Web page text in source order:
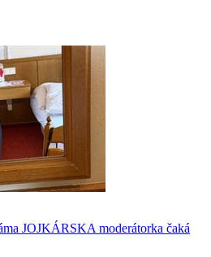
JOJKÁRSKA moderátorka čaká